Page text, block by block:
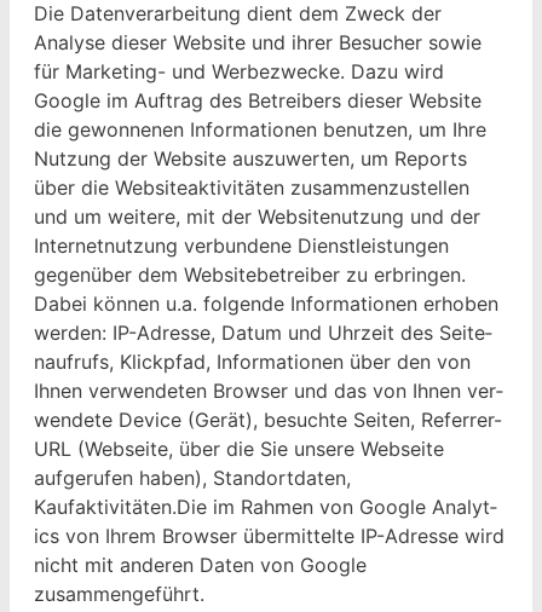
Die Daten­ver­ar­beitung dient dem Zweck der
Analyse dieser Web­site und ihrer Besuch­er sowie
für Mar­ket­ing- und Wer­bezwecke. Dazu wird
Google im Auf­trag des Betreibers dieser Web­site
die gewonnenen Infor­ma­tio­nen benutzen, um Ihre
Nutzung der Web­site auszuw­erten, um Reports
über die Web­siteak­tiv­itäten zusam­men­zustellen
und um weit­ere, mit der Web­sitenutzung und der
Inter­net­nutzung ver­bun­dene Dien­stleis­tun­gen
gegenüber dem Web­site­be­treiber zu erbrin­gen.
Dabei kön­nen u.a. fol­gende Infor­ma­tio­nen erhoben
wer­den: IP-Adresse, Datum und Uhrzeit des Seit­e­
naufrufs, Klickp­fad, Infor­ma­tio­nen über den von
Ihnen ver­wen­de­ten Brows­er und das von Ihnen ver­
wen­dete Device (Gerät), besuchte Seit­en, Refer­rer-
URL (Web­seite, über die Sie unsere Web­seite
aufgerufen haben), Stan­dort­dat­en,
Kaufaktivitäten.Die im Rah­men von Google Ana­lyt­
ics von Ihrem Brows­er über­mit­telte IP-Adresse wird
nicht mit anderen Dat­en von Google
zusammengeführt.